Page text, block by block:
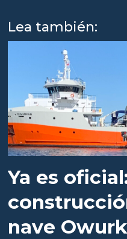
Lea también:
Ya es
nave